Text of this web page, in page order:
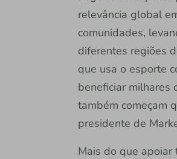
relevância global
comunidades,
diferentes regiões
que usa o esporte
beneficiar milhares
também começam
presidente de
Mais do que apoiar